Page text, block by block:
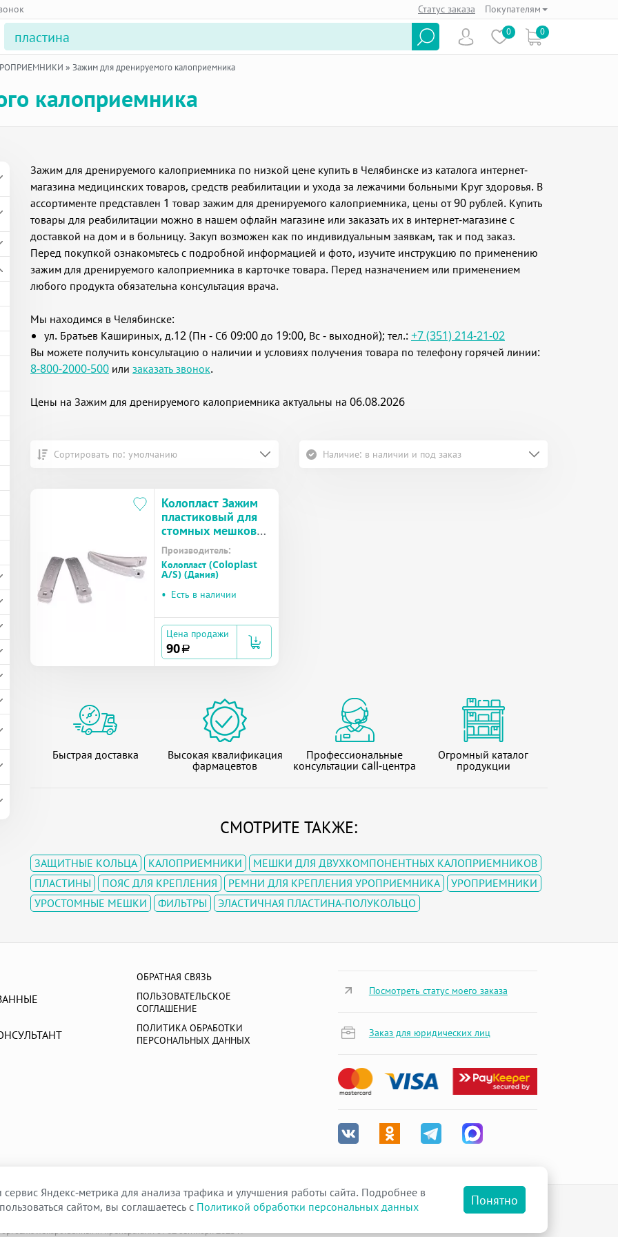
Статус заказа Покупателям
0 0
» Зажим для дренируемого калоприемника
калоприемника
Зажим для дренируемого калоприемника по низкой цене купить в Челябинске из каталога интернет-
магазина медицинских товаров, средств реабилитации и ухода за лежачими больными Круг здоровья. В
ассортименте представлен 1 товар зажим для дренируемого калоприемника, цены от 90 рублей. Купить
товары для реабилитации можно в нашем офлайн магазине или заказать их в интернет-магазине с
доставкой на дом и в больницу. Закуп возможен как по индивидуальным заявкам, так и под заказ.
Перед покупкой ознакомьтесь с подробной информацией и фото, изучите инструкцию по применению
зажим для дренируемого калоприемника в карточке товара. Перед назначением или применением
любого продукта обязательна консультация врача.
Мы находимся в Челябинске:
ул. Братьев Кашириных, д.12 (Пн - Сб 09:00 до 19:00, Вс - выходной); тел.: +7 (351) 214-21-02
Вы можете получить консультацию о наличии и условиях получения товара по телефону горячей линии:
8-800-2000-500 или заказать звонок.
Цены на Зажим для дренируемого калоприемника актуальны на 06.08.2026
Сортировать по: умолчанию Наличие: в наличии и под заказ
Колопласт Зажим
пластиковый для
стомных мешков
(9500)
Производитель:
Колопласт (Coloplast
A/S) (Дания)
• Есть в наличии
Цена продажи
90a
Быстрая доставка Высокая квалификация
фармацевтов
Профессиональные
консультации call-центра
Огромный каталог
продукции
СМОТРИТЕ ТАКЖЕ:
ЗАЩИТНЫЕ КОЛЬЦА КАЛОПРИЕМНИКИ
МЕШКИ ДЛЯ ДВУХКОМПОНЕНТНЫХ КАЛОПРИЕМНИКОВ
ПЛАСТИНЫ
ПОЯС ДЛЯ КРЕПЛЕНИЯ РЕМНИ ДЛЯ КРЕПЛЕНИЯ УРОПРИЕМНИКА
УРОПРИЕМНИКИ
УРОСТОМНЫЕ МЕШКИ
ФИЛЬТРЫ ЭЛАСТИЧНАЯ ПЛАСТИНА-ПОЛУКОЛЬЦО
ОБРАТНАЯ СВЯЗЬ
ПОЛЬЗОВАТЕЛЬСКОЕ
СОГЛАШЕНИЕ
ПОЛИТИКА ОБРАБОТКИ
ПЕРСОНАЛЬНЫХ ДАННЫХ
Посмотреть статус моего заказа
Заказ для юридических лиц
лекарственными препаратами от 02 сентября 2025 г.
Яндекс-метрика для анализа трафика и улучшения работы сайта. Подробнее в
сайтом, вы соглашаетесь с Политикой обработки персональных данных Понятно